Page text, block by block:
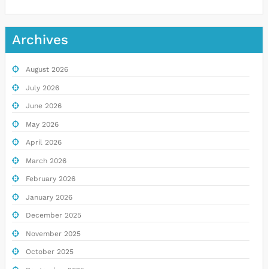
Archives
August 2026
July 2026
June 2026
May 2026
April 2026
March 2026
February 2026
January 2026
December 2025
November 2025
October 2025